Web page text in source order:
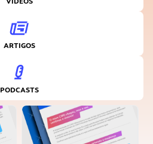
ARTIGOS
PODCASTS